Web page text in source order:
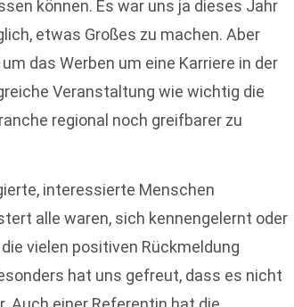
können. Es war uns ja dieses Jahr
etwas Großes zu machen. Aber
das Werben um eine Karriere in der
Veranstaltung wie wichtig die
regional noch greifbarer zu
interessierte Menschen
alle waren, sich kennengelernt oder
vielen positiven Rückmeldung
hat uns gefreut, dass es nicht